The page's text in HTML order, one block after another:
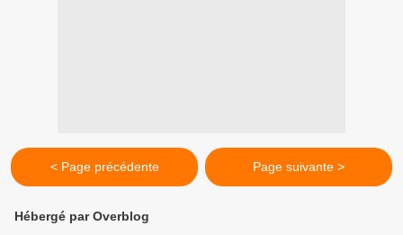
< Page précédente Page suivante >
Hébergé par Overblog